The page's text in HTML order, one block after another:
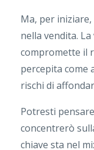
Ma, per
nella vendita.
compromette il
percepita come
rischi di
Potresti
concentrerò
chiave sta nel